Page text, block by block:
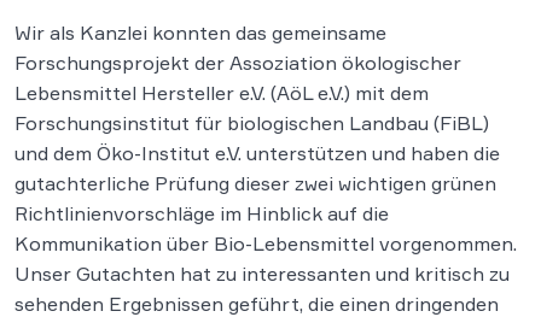
Wir als Kanzlei konnten das gemeinsame
Forschungsprojekt der Assoziation ökologischer
Lebensmittel Hersteller e.V. (AöL e.V.) mit dem
Forschungsinstitut für biologischen Landbau (FiBL)
und dem Öko-Institut e.V. unterstützen und haben die
gutachterliche Prüfung dieser zwei wichtigen grünen
Richtlinienvorschläge im Hinblick auf die
Kommunikation über Bio-Lebensmittel vorgenommen.
Unser Gutachten hat zu interessanten und kritisch zu
sehenden Ergebnissen geführt, die einen dringenden